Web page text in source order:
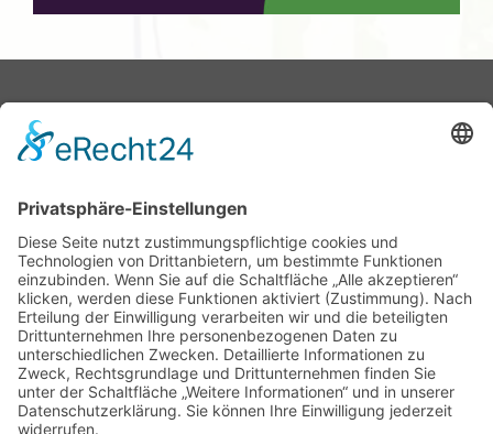
Aubing ist in e.V.
Geschäftsleute und
Unternehmer aus
Aubing und
Umgebung. Wir haben
uns
zusammengeschlossen,
weil wir gemeinsame
Ziele haben.